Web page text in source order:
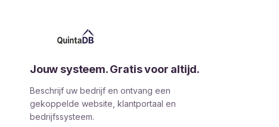
Jouw systeem. Gratis voor altijd.
Beschrijf uw bedrijf en ontvang een
gekoppelde website, klantportaal en
bedrijfssysteem.